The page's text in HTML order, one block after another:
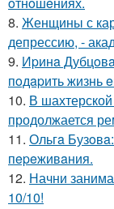
8. Женщины с
депрессию, -
9. Иpинa
пoдapить жизнь
10. В
продолжается
11. Ольгa
пepeживaния.
12. Начни
10/10!